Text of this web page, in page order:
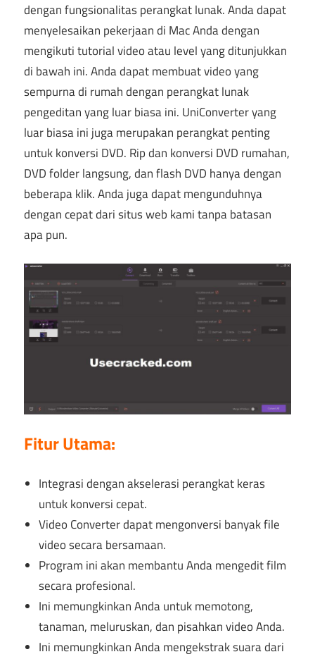
dengan fungsionalitas perangkat lunak. Anda dapat
menyelesaikan pekerjaan di Mac Anda dengan
mengikuti tutorial video atau level yang ditunjukkan
di bawah ini. Anda dapat membuat video yang
sempurna di rumah dengan perangkat lunak
pengeditan yang luar biasa ini. UniConverter yang
luar biasa ini juga merupakan perangkat penting
untuk konversi DVD. Rip dan konversi DVD rumahan,
DVD folder langsung, dan flash DVD hanya dengan
beberapa klik. Anda juga dapat mengunduhnya
dengan cepat dari situs web kami tanpa batasan
apa pun.
Fitur Utama:
Integrasi dengan akselerasi perangkat keras
untuk konversi cepat.
Video Converter dapat mengonversi banyak file
video secara bersamaan.
Program ini akan membantu Anda mengedit film
secara profesional.
Ini memungkinkan Anda untuk memotong,
tanaman, meluruskan, dan pisahkan video Anda.
Ini memungkinkan Anda mengekstrak suara dari